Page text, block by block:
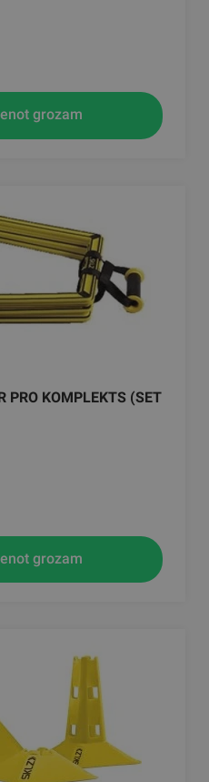
grozam
PRO KOMPLEKTS (SET
grozam